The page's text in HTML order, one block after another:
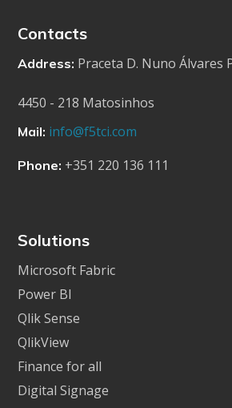
Contacts
Address: Praceta D. Nuno Álvares
4450 - 218 Matosinhos
Mail: info@f5tci.com
Phone: +351 220 136 111
Solutions
Microsoft Fabric
Power BI
Qlik Sense
QlikView
Finance for all
Digital Signage